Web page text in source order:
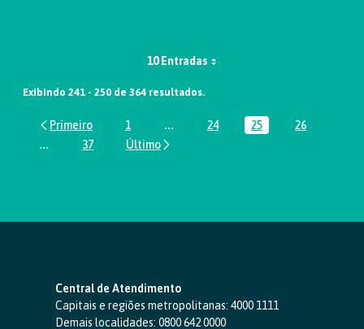
10 Entradas
Exibindo 241 - 250 de 364 resultados.
Página
1 ...Páginas intermediárias Usar ABA
Página
24 Página
25 Página
26
...Páginas intermediárias Usar ABA para navegar.
Página
37
Central de Atendimento
Capitais e regiões metropolitanas: 4000 1111
Demais localidades: 0800 642 0000